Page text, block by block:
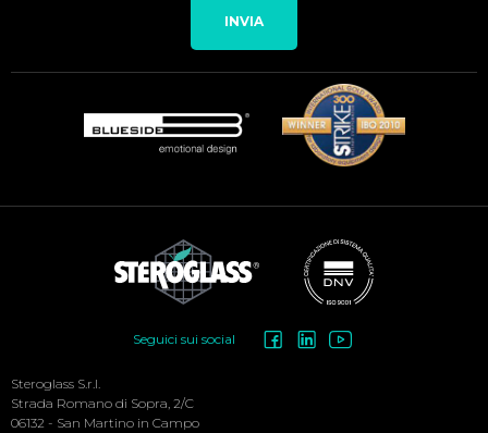
INVIA
Menu
Seguici sui social
Steroglass S.r.l.
Strada Romano di Sopra, 2/C
06132 - San Martino in Campo